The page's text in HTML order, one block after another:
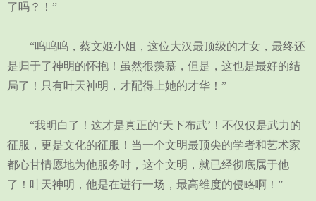
了吗？！”
“呜呜呜，蔡文姬小姐，这位大汉最顶级的才女，最终还
是归于了神明的怀抱！虽然很羡慕，但是，这也是最好的结
局了！只有叶天神明，才配得上她的才华！”
“我明白了！这才是真正的‘天下布武’！不仅仅是武力的
征服，更是文化的征服！当一个文明最顶尖的学者和艺术家
都心甘情愿地为他服务时，这个文明，就已经彻底属于他
了！叶天神明，他是在进行一场，最高维度的侵略啊！”